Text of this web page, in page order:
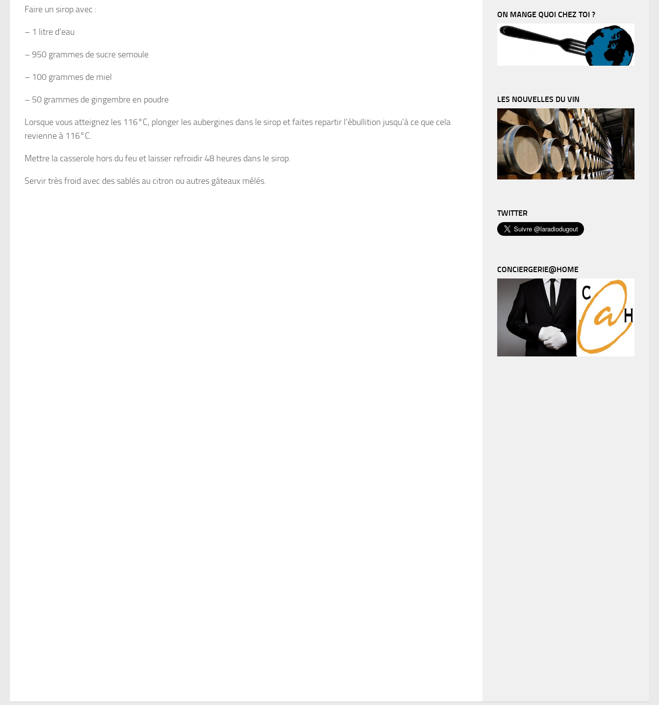
Faire un sirop avec :
– 1 litre d’eau
– 950 grammes de sucre semoule
– 100 grammes de miel
– 50 grammes de gingembre en poudre
Lorsque vous atteignez les 116°C, plonger les aubergines dans le sirop et faites repartir l’ébullition jusqu’à ce que cela
revienne à 116°C.
Mettre la casserole hors du feu et laisser refroidir 48 heures dans le sirop.
Servir très froid avec des sablés au citron ou autres gâteaux mêlés.
ON MANGE QUOI CHEZ TOI ?
LES NOUVELLES DU VIN
TWITTER
CONCIERGERIE@HOME